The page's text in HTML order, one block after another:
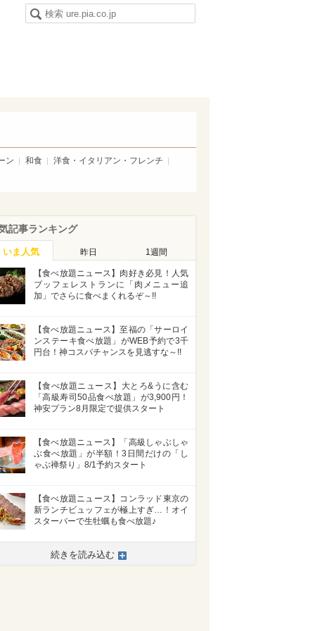
ン 和食 洋食・イタリアン・フレンチ
記事ランキング
いま人気 昨日 1週間
【食べ放題ニュース】肉好き必見！人気
ブッフェレストランに「肉メニュー追
加」でさらに食べまくれるぞ～!!
【食べ放題ニュース】至福の「サーロイ
ンステーキ食べ放題」がWEB予約で3千
円台！神コスパチャンスを見逃すな～!!
【食べ放題ニュース】大とろ&うに含む
「高級寿司50品食べ放題」が3,900円！
神安プラン8月限定で提供スタート
【食べ放題ニュース】「高級しゃぶしゃ
ぶ食べ放題」が半額！3日間だけの「し
ゃぶ禅祭り」8/1予約スタート
【食べ放題ニュース】コンラッド東京の
新ランチビュッフェが極上すぎ…！オイ
スターバーで生牡蠣も食べ放題♪
続きを読み込む